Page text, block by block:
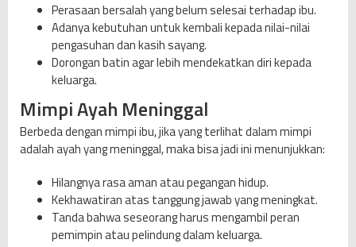
Perasaan bersalah yang belum selesai terhadap ibu.
Adanya kebutuhan untuk kembali kepada nilai-nilai
pengasuhan dan kasih sayang.
Dorongan batin agar lebih mendekatkan diri kepada
keluarga.
Mimpi Ayah Meninggal
Berbeda dengan mimpi ibu, jika yang terlihat dalam mimpi
adalah ayah yang meninggal, maka bisa jadi ini menunjukkan:
Hilangnya rasa aman atau pegangan hidup.
Kekhawatiran atas tanggung jawab yang meningkat.
Tanda bahwa seseorang harus mengambil peran
pemimpin atau pelindung dalam keluarga.